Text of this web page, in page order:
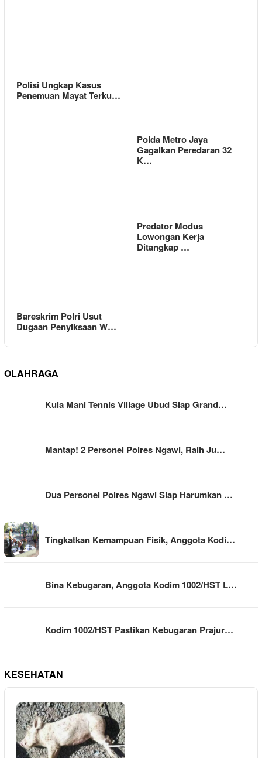
Polisi Ungkap Kasus
Penemuan Mayat Terku…
Polda Metro Jaya
Gagalkan Peredaran 32
K…
Bareskrim Polri Usut
Dugaan Penyiksaan W…
Predator Modus
Lowongan Kerja
Ditangkap …
OLAHRAGA
Kula Mani Tennis Village Ubud Siap Grand…
Mantap! 2 Personel Polres Ngawi, Raih Ju…
Dua Personel Polres Ngawi Siap Harumkan …
Tingkatkan Kemampuan Fisik, Anggota Kodi…
Bina Kebugaran, Anggota Kodim 1002/HST L…
Kodim 1002/HST Pastikan Kebugaran Prajur…
KESEHATAN